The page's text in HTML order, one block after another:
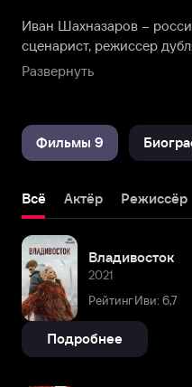
Иван Шахназаров –
сценарист, режиссер
января 1993 года.
Развернуть
Фильмы 9
Всё Актёр Режиссёр
Владивосток
2021
Рейтинг Иви: 6,7
Подробнее